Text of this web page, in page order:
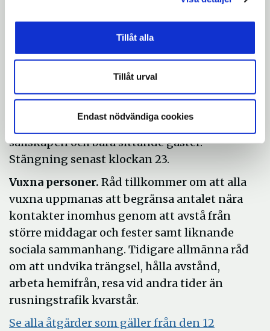
Tillåt alla
Tillåt urval
Endast nödvändiga cookies
För mässor med fler än 50 deltagare
kommer vaccinationsbevis att krävas.
Dessutom finns krav på en yta på minst 10
personer per sällskap, en meter mellan
sällskapen och bara sittande gäster.
Stängning senast klockan 23.
Vuxna personer. Råd tillkommer om att alla
vuxna uppmanas att begränsa antalet nära
kontakter inomhus genom att avstå från
större middagar och fester samt liknande
sociala sammanhang. Tidigare allmänna råd
om att undvika trängsel, hålla avstånd,
arbeta hemifrån, resa vid andra tider än
rusningstrafik kvarstår.
Se alla åtgärder som gäller från den 12